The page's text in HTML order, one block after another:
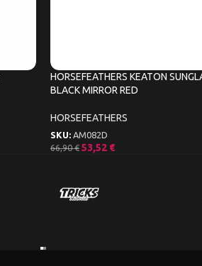
HORSEFEATHERS KEATON
BLACK MIRROR RED
HORSEFEATHERS
SKU: AM082D
66,90€ 53,52 €